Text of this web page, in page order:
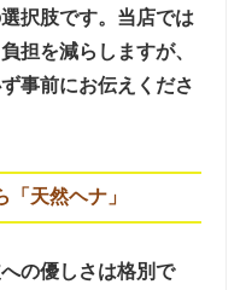
択肢です。当店では
担を減らしますが、
事前にお伝えくださ
天然ヘナ」
の優しさは格別で